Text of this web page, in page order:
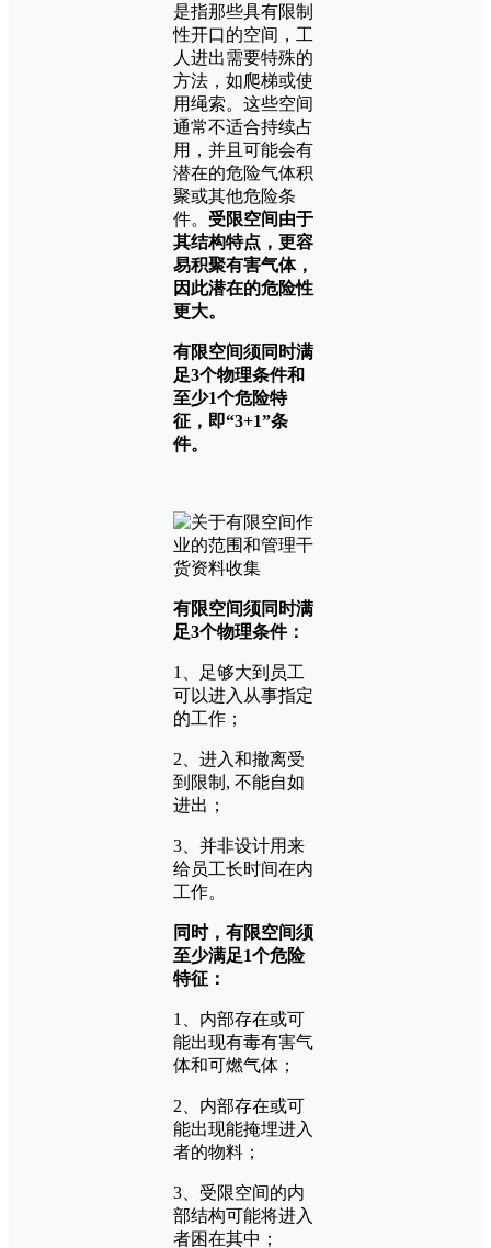
是指那些具有限制
性开口的空间，工
人进出需要特殊的
方法，如爬梯或使
用绳索。这些空间
通常不适合持续占
用，并且可能会有
潜在的危险气体积
聚或其他危险条
件。 受限空间由于
其结构特点，更容
易积聚有害气体，
因此潜在的危险性
更大。
有限空间须同时满
足3个物理条件和
至少1个危险特
征，即“3+1”条
件。
有限空间须同时满
足3个物理条件：
1、足够大到员工
可以进入从事指定
的工作；
2、进入和撤离受
到限制, 不能自如
进出；
3、并非设计用来
给员工长时间在内
工作。
同时，有限空间须
至少满足1个危险
特征：
1、内部存在或可
能出现有毒有害气
体和可燃气体；
2、内部存在或可
能出现能掩埋进入
者的物料；
3、受限空间的内
部结构可能将进入
者困在其中；